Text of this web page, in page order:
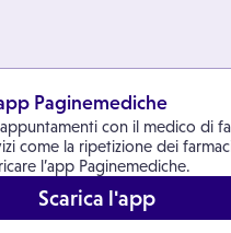
Paginemediche
con il medico di
come la ripetizione dei
l’app Paginemediche.
Scarica l'app